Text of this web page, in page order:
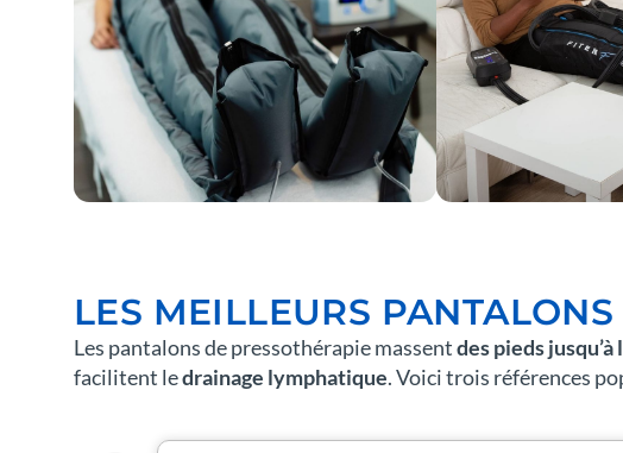
LES MEILLEURS
Les pantalons de pressothérapie massentdes pieds jusqu’à
facilitent ledrainage lymphatique. Voici trois références